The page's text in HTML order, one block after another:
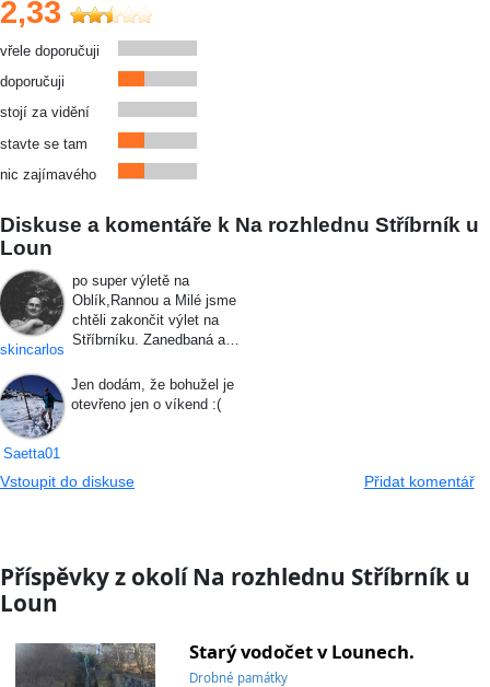
2,33
vřele doporučuji
doporučuji
stojí za vidění
stavte se tam
nic zajímavého
Diskuse a komentáře k Na rozhlednu Stříbrník u
Loun
skincarlos
po super výletě na
Oblík,Rannou a Milé jsme
chtěli zakončit výlet na
Stříbrníku. Zanedbaná a…
Saetta01
Jen dodám, že bohužel je
otevřeno jen o víkend :(
Vstoupit do diskuse Přidat komentář
Příspěvky z okolí Na rozhlednu Stříbrník u
Loun
Starý vodočet v Lounech.
Drobné památky